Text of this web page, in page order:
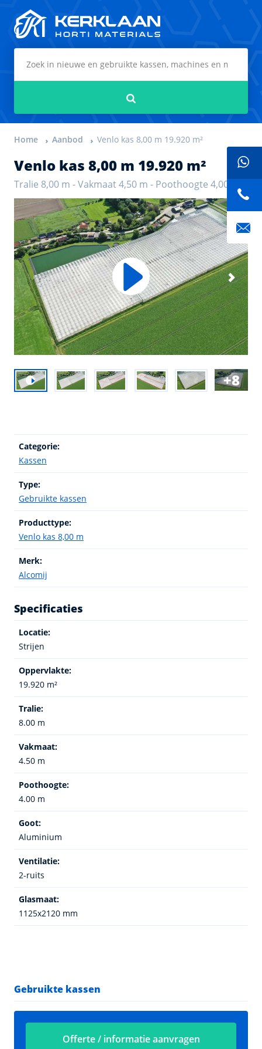
Home Aanbod Venlo kas 8,00 m 19.920 m²
Venlo kas 8,00 m 19.920 m²
Tralie 8,00 m - Vakmaat 4,50 m - Poothoogte 4,00 m
8
Categorie:
Kassen
Type:
Gebruikte kassen
Producttype:
Venlo kas 8,00 m
Merk:
Alcomij
Specificaties
Locatie:
Strijen
Oppervlakte:
19.920 m²
Tralie:
8.00 m
Vakmaat:
4.50 m
Poothoogte:
4.00 m
Goot:
Aluminium
Ventilatie:
2-ruits
Glasmaat:
1125x2120 mm
Gebruikte kassen
Offerte / informatie aanvragen